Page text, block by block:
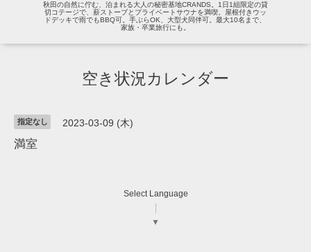
秋田の自然に佇む、泊まれる大人の秘密基地CRANDS。1日1組限定の貸
切コテージで、薪ストーブとプライベートサウナを満喫。屋根付きウッ
ドデッキで雨でもBBQ可。手ぶらOK、大型犬同伴可。最大10名まで、
家族・卒業旅行にも。
空き状況カレンダー
指定なし 2023-03-09 (木)
満室
Select Language
▼